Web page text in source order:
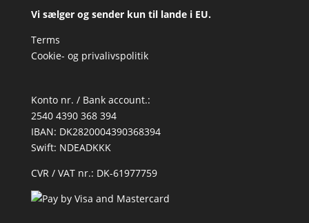
Vi sælger og sender kun til lande i EU.
Terms
Cookie- og privalivspolitik
Konto nr. / Bank account.:
2540 4390 368 394
IBAN: DK2820004390368394
Swift: NDEADKKK
CVR / VAT nr.: DK-61977759